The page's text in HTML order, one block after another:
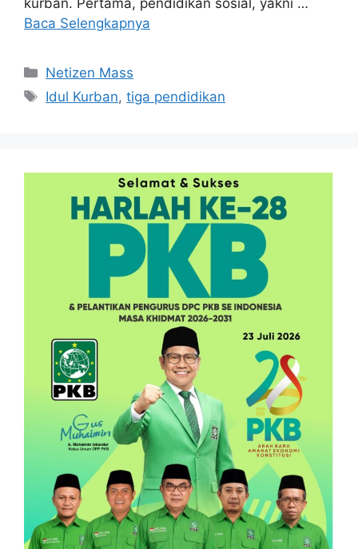
Baca Selengkapnya
Kategori
Netizen Mass
Tag
Idul Kurban,tiga pendidikan